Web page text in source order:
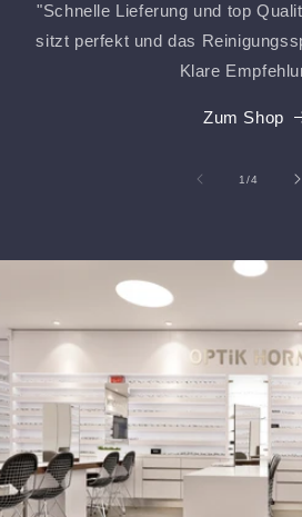
"Schnelle Lieferung und top
sitzt perfekt und das
Klare
Zum Shop
1/von
4